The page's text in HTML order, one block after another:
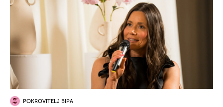
POKROVITELJ BIPA